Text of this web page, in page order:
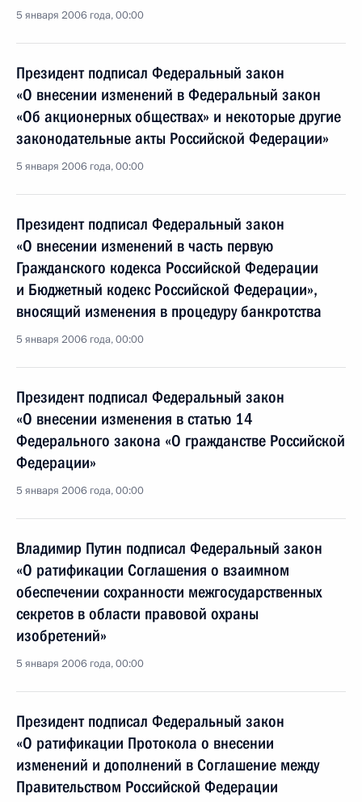
5 января 2006 года, 00:00
Президент подписал Федеральный закон
«О внесении изменений в Федеральный закон
«Об акционерных обществах» и некоторые другие
законодательные акты Российской Федерации»
5 января 2006 года, 00:00
Президент подписал Федеральный закон
«О внесении изменений в часть первую
Гражданского кодекса Российской Федерации
и Бюджетный кодекс Российской Федерации»,
вносящий изменения в процедуру банкротства
5 января 2006 года, 00:00
Президент подписал Федеральный закон
«О внесении изменения в статью 14
Федерального закона «О гражданстве Российской
Федерации»
5 января 2006 года, 00:00
Владимир Путин подписал Федеральный закон
«О ратификации Соглашения о взаимном
обеспечении сохранности межгосударственных
секретов в области правовой охраны
изобретений»
5 января 2006 года, 00:00
Президент подписал Федеральный закон
«О ратификации Протокола о внесении
изменений и дополнений в Соглашение между
Правительством Российской Федерации